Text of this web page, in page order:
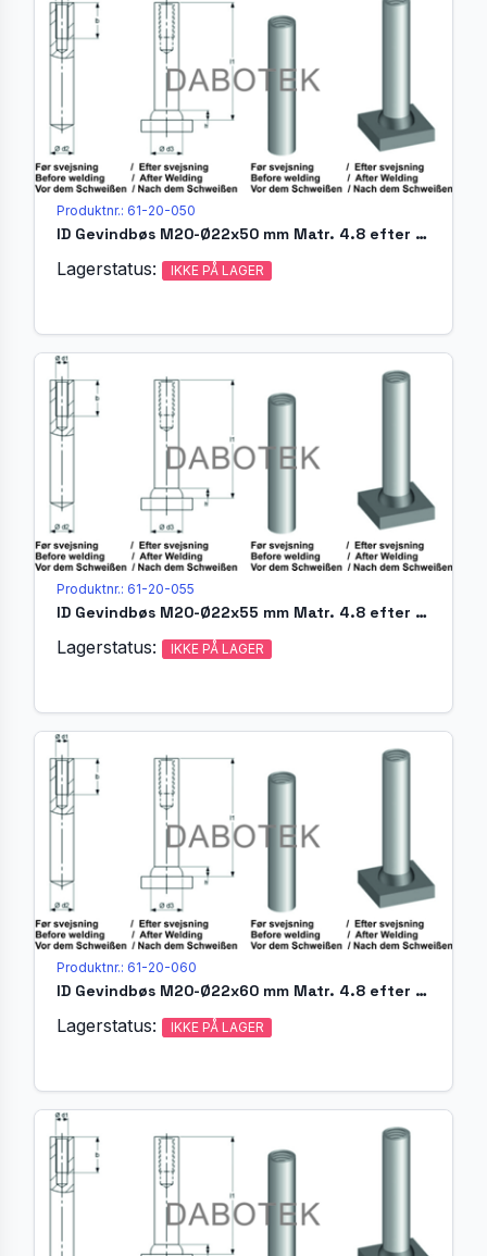
Produktnr.: 61-20-050
ID Gevindbøs M20-Ø22x50 mm Matr. 4.8 efter EN ISO 13918
Lagerstatus: IKKE PÅ LAGER
Produktnr.: 61-20-055
ID Gevindbøs M20-Ø22x55 mm Matr. 4.8 efter EN ISO 13918
Lagerstatus: IKKE PÅ LAGER
Produktnr.: 61-20-060
ID Gevindbøs M20-Ø22x60 mm Matr. 4.8 efter EN ISO 13918
Lagerstatus: IKKE PÅ LAGER